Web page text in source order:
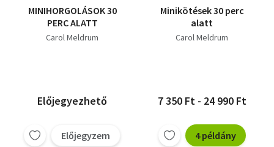
MINIHORGOLÁSOK 30
PERC ALATT
Carol Meldrum
Előjegyezhető
Előjegyzem
Minikötések 30 perc
alatt
Carol Meldrum
7 350 Ft - 24 990 Ft
4 példány